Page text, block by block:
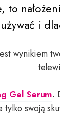
to
i
wynikiem
Gel Serum.
tylko swoją